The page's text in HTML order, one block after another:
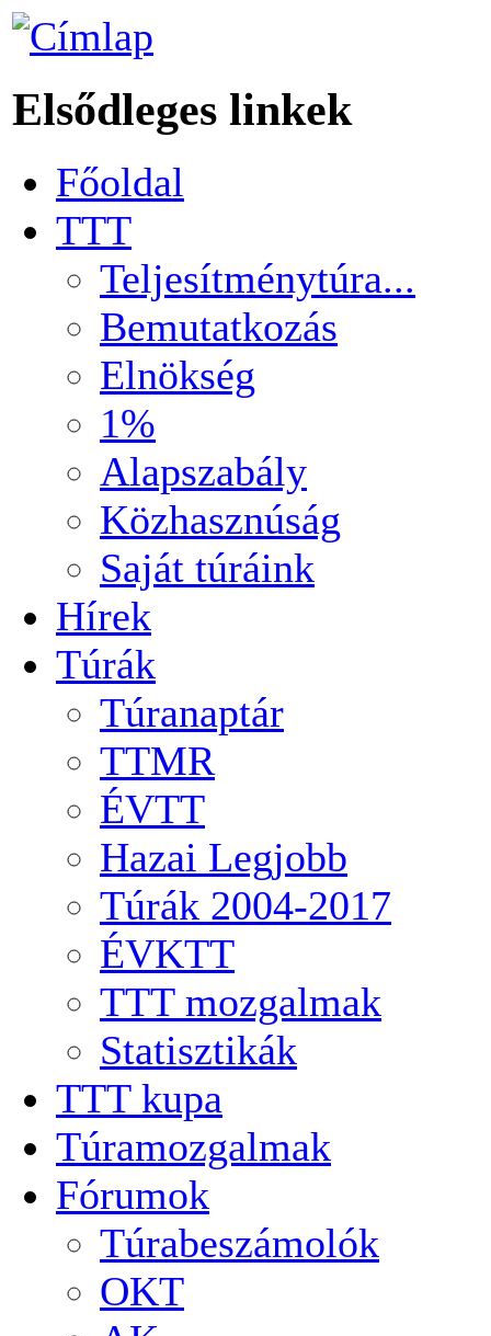
Elsődleges linkek
Főoldal
TTT
Teljesítménytúra...
Bemutatkozás
Elnökség
1%
Alapszabály
Közhasznúság
Saját túráink
Hírek
Túrák
Túranaptár
TTMR
ÉVTT
Hazai Legjobb
Túrák 2004-2017
ÉVKTT
TTT mozgalmak
Statisztikák
TTT kupa
Túramozgalmak
Fórumok
Túrabeszámolók
OKT